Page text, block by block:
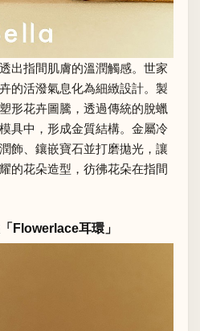
出指間肌膚的溫潤觸感。世家
的活潑氣息化為細緻設計。製
形花卉圖騰，透過傳統的脫蠟
具中，形成金質結構。金屬冷
飾、鑲嵌寶石並打磨拋光，讓
的花朵造型，彷彿花朵在指間
Flowerlace耳環」